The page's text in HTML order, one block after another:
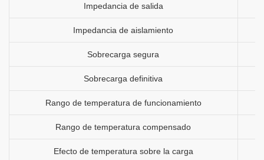
Impedancia de salida
Impedancia de aislamiento
Sobrecarga segura
Sobrecarga definitiva
Rango de temperatura de funcionamiento
Rango de temperatura compensado
Efecto de temperatura sobre la carga